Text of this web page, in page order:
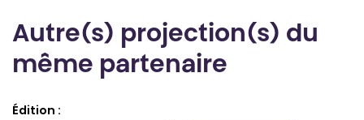
Autre(s) projection(s) du
même partenaire
Édition :